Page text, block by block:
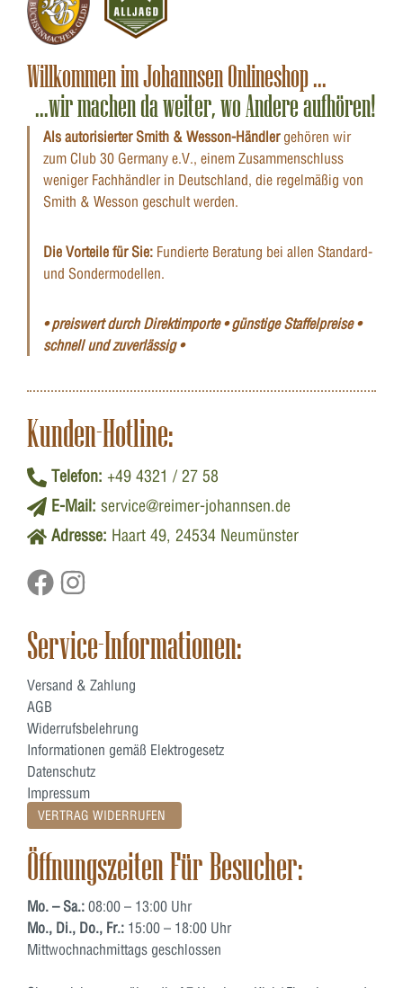
Willkommen im Johannsen Onlineshop ...
...wir machen da weiter, wo Andere aufhören!
Als autorisierter Smith & Wesson-Händlergehören wir
zum Club 30 Germany e.V., einem Zusammenschluss
weniger Fachhändler in Deutschland, die regelmäßig von
Smith & Wesson geschult werden.
Die Vorteile für Sie: Fundierte Beratung bei allen Standard-
und Sondermodellen.
• preiswert durch Direktimporte • günstige Staffelpreise •
schnell und zuverlässig •
Kunden-Hotline:
Telefon: +49 4321 / 27 58
E-Mail: service@reimer-johannsen.de
Adresse: Haart 49, 24534 Neumünster
Service-Informationen:
Versand & Zahlung
AGB
Widerrufsbelehrung
Informationen gemäß Elektrogesetz
Datenschutz
Impressum
VERTRAG WIDERRUFEN
Öffnungszeiten Für Besucher:
Mo. – Sa.: 08:00 – 13:00 Uhr
Mo., Di., Do., Fr.: 15:00 – 18:00 Uhr
Mittwochnachmittags geschlossen